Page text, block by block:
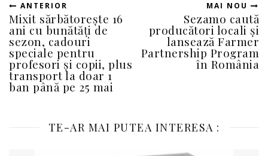
ANTERIOR
Mixit sărbătorește 16
ani cu bunătăți de
sezon, cadouri
speciale pentru
profesori și copii, plus
transport la doar 1
ban până pe 25 mai
MAI NOU
Sezamo caută
producători locali și
lansează Farmer
Partnership Program
în România
TE-AR MAI PUTEA INTERESA :